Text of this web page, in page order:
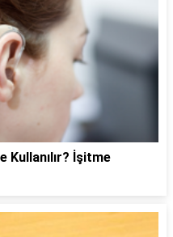
Kullanılır? İşitme